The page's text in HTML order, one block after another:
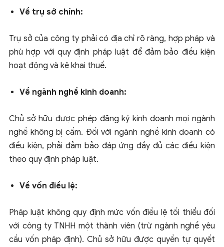
Về trụ sở chính:
Trụ sở của công ty phải có địa chỉ rõ ràng, hợp pháp và
phù hợp với quy định pháp luật để đảm bảo điều kiện
hoạt động và kê khai thuế.
Về ngành nghề kinh doanh:
Chủ sở hữu được phép đăng ký kinh doanh mọi ngành
nghề không bị cấm. Đối với ngành nghề kinh doanh có
điều kiện, phải đảm bảo đáp ứng đầy đủ các điều kiện
theo quy định pháp luật.
Về vốn điều lệ:
Pháp luật không quy định mức vốn điều lệ tối thiểu đối
với công ty TNHH một thành viên (trừ ngành nghề yêu
cầu vốn pháp định). Chủ sở hữu được quyền tự quyết